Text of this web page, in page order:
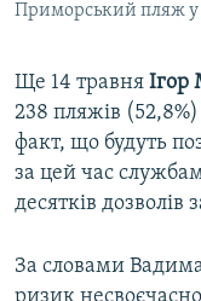
Приморський пляж у
Ще 14 травня
238 пляжів
факт, що будуть
за цей час
десятків дозволів
За словами
ризик